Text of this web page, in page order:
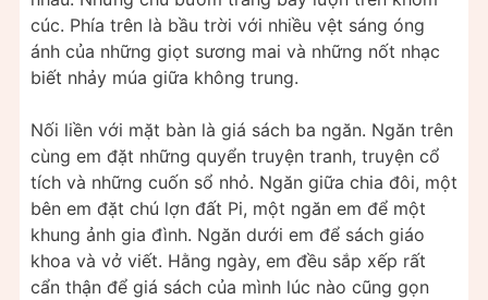
cúc. Phía trên là bầu trời với nhiều vệt sáng óng
ánh của những giọt sương mai và những nốt nhạc
biết nhảy múa giữa không trung.
Nối liền với mặt bàn là giá sách ba ngăn. Ngăn trên
cùng em đặt những quyển truyện tranh, truyện cổ
tích và những cuốn sổ nhỏ. Ngăn giữa chia đôi, một
bên em đặt chú lợn đất Pi, một ngăn em để một
khung ảnh gia đình. Ngăn dưới em để sách giáo
khoa và vở viết. Hằng ngày, em đều sắp xếp rất
cẩn thận để giá sách của mình lúc nào cũng gọn